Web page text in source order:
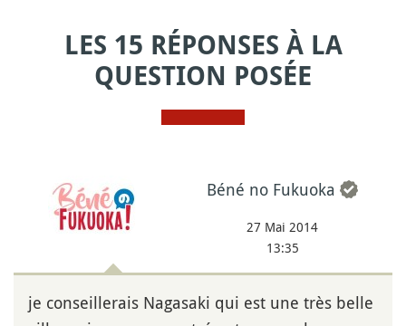
LES 15 RÉPONSES À LA
QUESTION POSÉE
Béné no Fukuoka
27 Mai 2014
13:35
je conseillerais Nagasaki qui est une très belle